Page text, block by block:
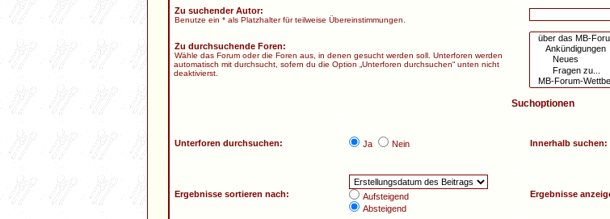
Zu suchender Autor:
Benutze ein * als Platzhalter für teilweise Übereinstimmungen.
Zu durchsuchende Foren:
Wähle das Forum oder die Foren aus, in denen gesucht werden soll. Unterforen werden
automatisch mit durchsucht, sofern du die Option „Unterforen durchsuchen“ unten nicht
deaktivierst.
Suchoptionen
Unterforen durchsuchen: Ja Nein Innerhalb suchen:
Ergebnisse sortieren nach:
Aufsteigend
Absteigend
Ergebnisse